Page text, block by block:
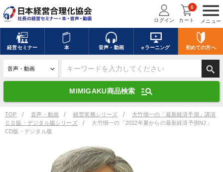
menu
メニュー
ログイン カート
0
経営セミナー 本 音声・動画 eラーニング 初めての方へ
search
MIMIGAKU商品検索 manage_search
キーワードを入力して探す
デジタル版対応のみ検索結果に表示する
search 上記の条件で検索
講演収録物を探す
全国経営者セミナー講演収録物（全1315タイトル）からお探しいただけ
TOP 音声・動画 経営実務シリーズ
大竹愼一の「最新経済予測」講演
ＣＤ版・デジタル版シリーズ
大竹愼一の「2022年夏からの最新経済予測NJ」
CD版・デジタル版